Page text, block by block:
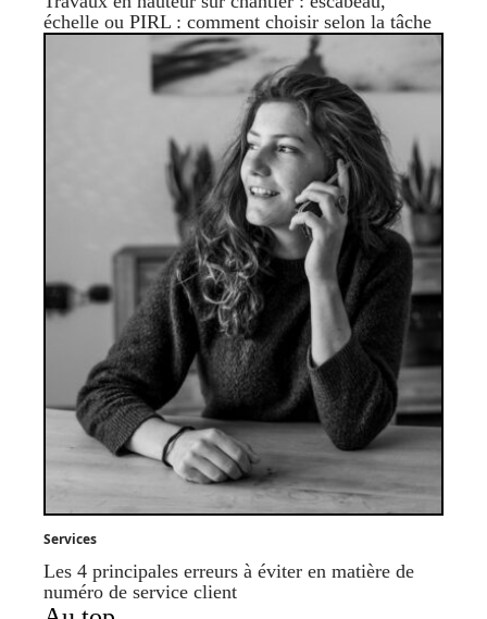
échelle ou PIRL : comment choisir selon la tâche
Services
Les 4 principales erreurs à éviter en matière de
numéro de service client